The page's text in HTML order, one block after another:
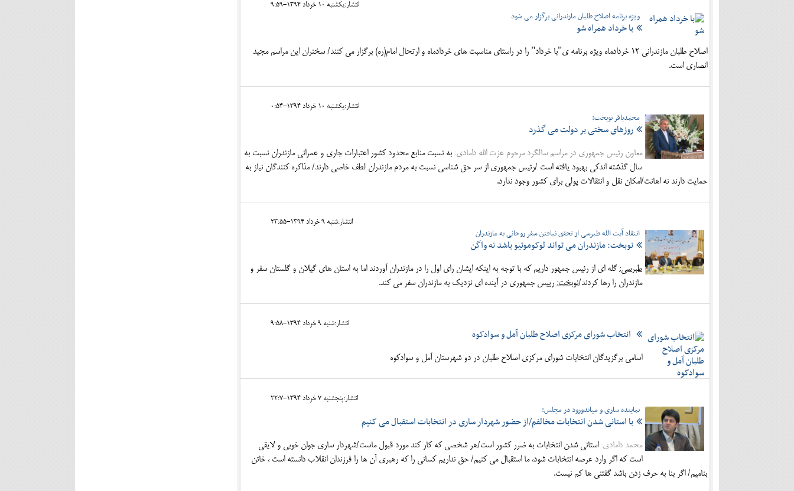
انتشار:يکشنبه 10 خرداد 1394-9:59
ویژه برنامه اصلاح طلبان مازندرانی برگزار می شود
با خرداد همراه شو
اصلاح طلبان مازندرانی 12 خردادماه ویژه برنامه ی"با خرداد" را در راستای مناسبت های خردادماه و ارتحال امام(ره) برگزار می کنند/ سخنران این مراسم مجید
انصاری است.
انتشار:يکشنبه 10 خرداد 1394-0:54
محمدباقر نوبخت:
روزهای سختی بر دولت می گذرد
معاون رئیس جمهوری در مراسم سالگرد مرحوم عزت الله دامادی: به نسبت منابع محدود کشور اعتبارات جاری و عمرانی مازندران نسبت به
سال گذشته اندکی بهبود یافته است /رئیس جمهوری از سر حق شناسی نسبت به مردم مازندران لطف خاصی دارند/ مذاکره کنندگان نیاز به
حمایت دارند نه اهانت/امکان نقل و انتقالات پولی برای کشور وجود ندارد.
انتشار:شنبه 9 خرداد 1394-23:55
انتقاد آیت الله طبرسی از تحقق نیافتن سفر روحانی به مازندران
نوبخت: مازندران می تواند لوکوموتیو باشد نه واگن
طبرسی:گله ای از رئیس جمهور داریم که با توجه به اینکه ایشان رای اول را در مازندران آوردند اما به استان های گیلان و گلستان سفر و
مازندران را رها کردند/نوبخت: رییس جمهوری در آینده ای نزدیک به مازندران سفر می کند.
انتشار:شنبه 9 خرداد 1394-9:58
انتخاب شورای مرکزی اصلاح طلبان آمل و سوادکوه
اسامی برگزیدگان انتخابات شورای مرکزی اصلاح طلبان در دو شهرستان آمل و سوادکوه
انتشار:پنجشنبه 7 خرداد 1394-22:7
نماینده ساری و میاندورود در مجلس:
با استانی شدن انتخابات مخالفم/از حضور شهردار ساری در انتخابات استقبال می کنیم
محمد دامادی: استانی شدن انتخابات به ضرر کشور است/هر شخصی که کار کند مورد قبول ماست/شهردار ساری جوان خوبی و لایقی
است که اگر وارد عرصه انتخابات شود، ما استقبال می کنیم/ حق نداریم کسانی را که رهبری آن ها را فرزندان انقلاب دانسته است ، خائن
بنامیم/ اگر بنا به حرف زدن باشد گفتنی ها کم نیست.